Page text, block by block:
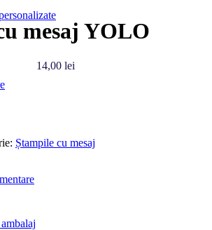
mesaj YOLO
14,00 lei
Ștampile cu mesaj